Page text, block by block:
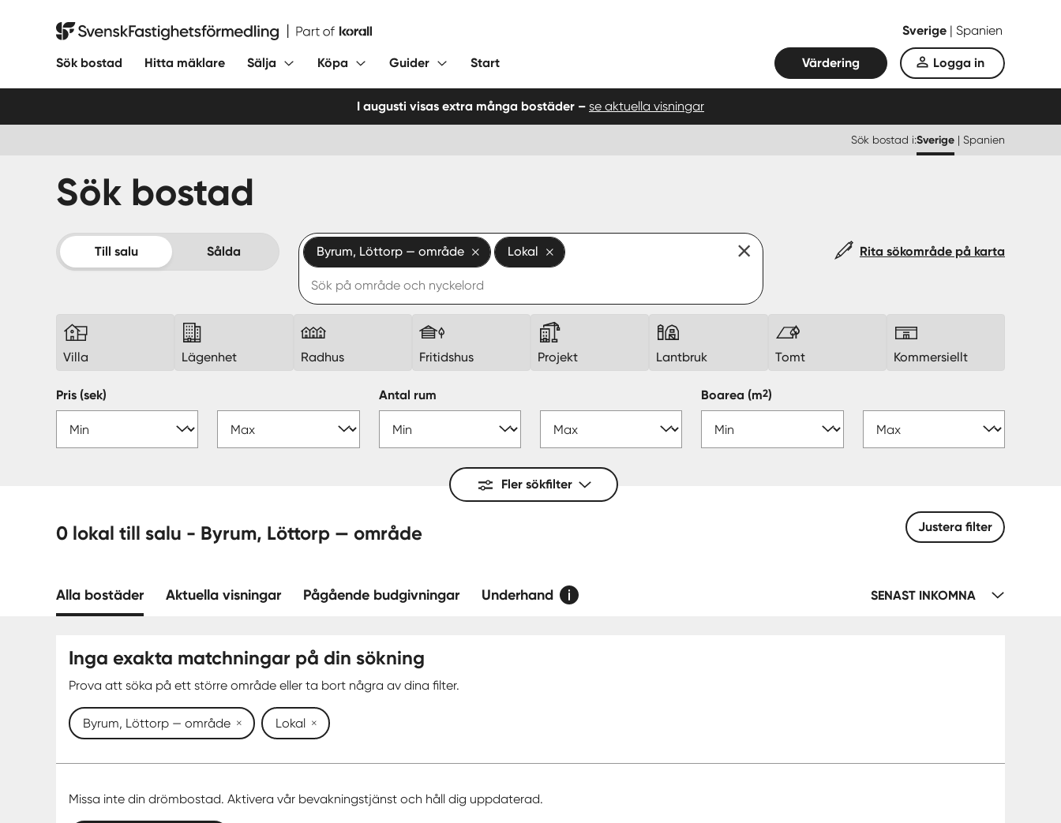
Svensk Fastighetsförmedling Sverige | Spanien
Sök bostad Hitta mäklare Sälja Köpa Guider Start Värdering Logga in
I augusti visas extra många bostäder – se aktuella visningar
Sök bostad i:Sverige | Spanien
Sök bostad
Till salu Sålda Byrum, Löttorp — område Lokal Rita sökområde på karta
Villa Lägenhet Radhus Fritidshus Projekt Lantbruk Tomt Kommersiellt
Pris (sek) Antal rum Boarea(m2)
Fler sökfilter
0 lokal till salu - Byrum, Löttorp — område Justera filter
Alla bostäder Aktuella visningar Pågående budgivningar Underhand SENAST INKOMNA
Inga exakta matchningar på din sökning
Prova att söka på ett större område eller ta bort några av dina filter.
Byrum, Löttorp — område Lokal
Missa inte din drömbostad. Aktivera vår bevakningstjänst och håll dig uppdaterad.